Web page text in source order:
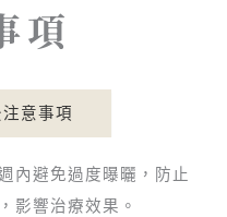
項
意事項
內避免過度曝曬，防止
影響治療效果。